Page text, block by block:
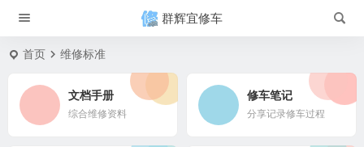
群辉宜修车
首页 维修标准
文档手册
综合维修资料
修车笔记
分享记录修车过程